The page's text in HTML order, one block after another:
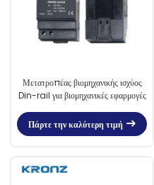
Μετατροπέας βιομηχανικής ισχύος
Din-rail για βιομηχανικές εφαρμογές
Πάρτε την καλύτερη τιμή